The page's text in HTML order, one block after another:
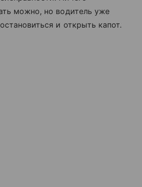
можно, но водитель уже
и открыть капот.